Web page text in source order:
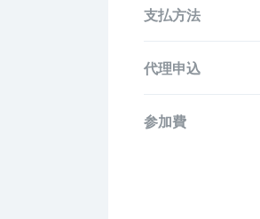
支払方法
代理申込
参加費